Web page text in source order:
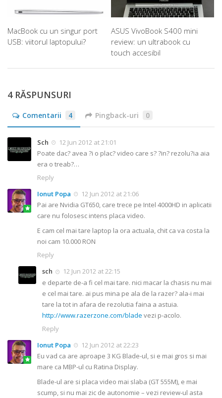
MacBook cu un singur port
USB: viitorul laptopului?
ASUS VivoBook S400 mini
review: un ultrabook cu
touch accesibil
4 RĂSPUNSURI
Comentarii 4 Pingback-uri 0
Sch
12 Jun 2012 at 21:01
Poate dac? avea ?i o plac? video care s? ?in? rezolu?ia aia
era o treab?…
Reply
Ionut Popa
12 Jun 2012 at 21:06
Pai are Nvidia GT650, care trece pe Intel 4000HD in aplicatii
care nu folosesc intens placa video.
E cam cel mai tare laptop la ora actuala, chit ca va costa la
noi cam 10.000 RON
Reply
sch
12 Jun 2012 at 22:15
e departe de-a fi cel mai tare. nici macar la chasis nu mai
e cel mai tare. ai pus mina pe ala de la razer? ala-i mai
tare la tot in afara de rezolutia faina a astuia.
http://www.razerzone.com/blade vezi p-acolo.
Reply
Ionut Popa
12 Jun 2012 at 22:23
Eu vad ca are aproape 3 KG Blade-ul, si e mai gros si mai
mare ca MBP-ul cu Ratina Display.
Blade-ul are si placa video mai slaba (GT 555M), e mai
scump, si nu mai zic de autonomie – vezi review-ul asta